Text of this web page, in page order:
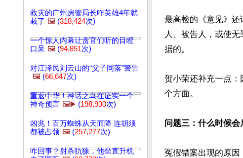
救灾的广州房管局长咋英雄4年就
栽了 🖼️ (318,424次)
一个惊人内幕让贪官们听的目瞪
口呆 🖼️ (94,851次)
对江泽民刘云山的“父子同落”警告
🖼️ (66,647次)
重返中华！神话之鸟在证实一个
神奇预言 🖼️▶️ (198,930次)
凶兆！百万蜘蛛从天而降 连胡须
都被占领 🖼️ (257,277次)
咋回事？射杀犰狳，他坐直升机
最高检的《意见》
人、被告人，或使
据的。
贺小荣还补充一点
个方面。
问题三：什么时候会
冤假错案出现的原